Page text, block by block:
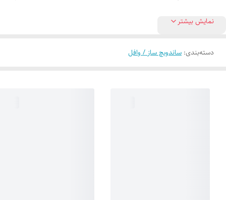
نمایش بیشتر
دسته‌بندی: ساندویچ ساز / وافل